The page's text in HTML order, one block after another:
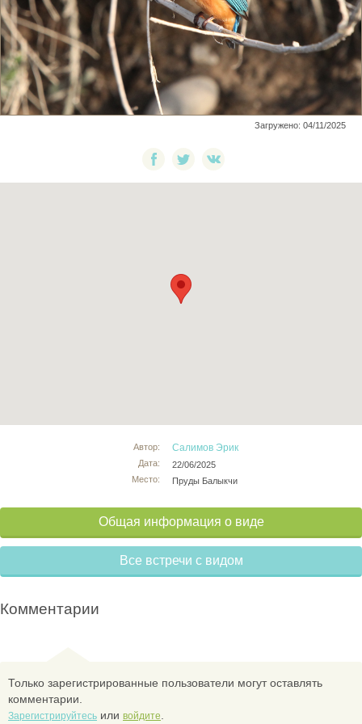
Загружено: 04/11/2025
Автор:
Дата:
Место:
Салимов Эрик
22/06/2025
Пруды Балыкчи
Общая информация о виде
Все встречи с видом
Комментарии
Только зарегистрированные пользователи могут оставлять
комментарии.
Зарегистрируйтесь или войдите